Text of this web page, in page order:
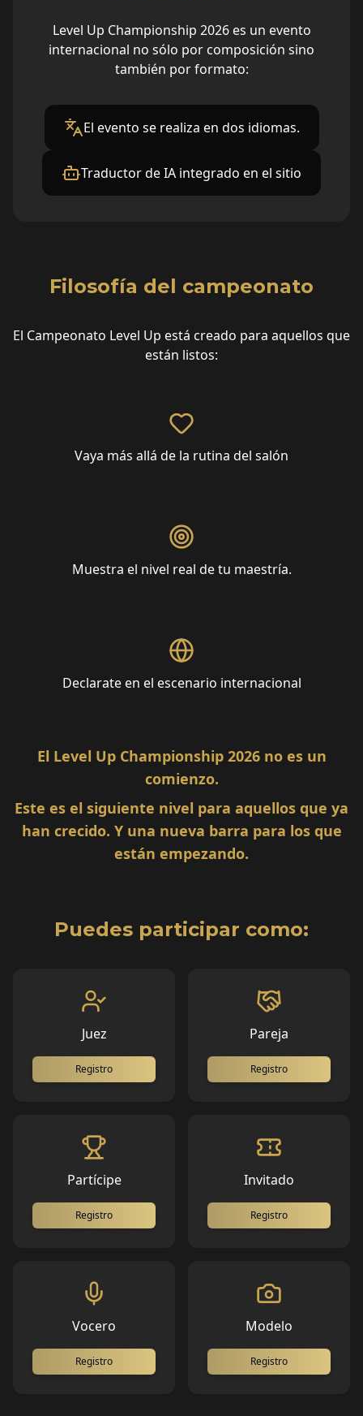
Level Up Championship 2026 es un evento
internacional no sólo por composición sino
también por formato:
El evento se realiza en dos idiomas.
Traductor de IA integrado en el sitio
Filosofía del campeonato
El Campeonato Level Up está creado para aquellos que
están listos:
Vaya más allá de la rutina del salón
Muestra el nivel real de tu maestría.
Declarate en el escenario internacional
El Level Up Championship 2026 no es un
comienzo.
Este es el siguiente nivel para aquellos que ya
han crecido. Y una nueva barra para los que
están empezando.
Puedes participar como:
Juez
Registro
Pareja
Registro
Partícipe
Registro
Invitado
Registro
Vocero
Registro
Modelo
Registro